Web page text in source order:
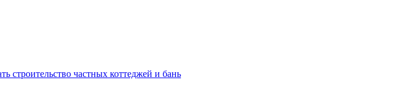
строительство частных коттеджей и бань